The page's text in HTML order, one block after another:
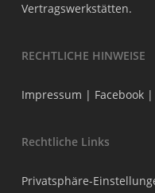
Vertragswerkstätten.
RECHTLICHE HINWEISE
Impressum | Facebook|
Rechtliche Links
Privatsphäre-